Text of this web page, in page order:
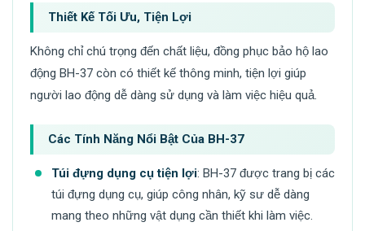
Thiết Kế Tối Ưu, Tiện Lợi
Không chỉ chú trọng đến chất liệu, đồng phục bảo hộ lao
động BH-37 còn có thiết kế thông minh, tiện lợi giúp
người lao động dễ dàng sử dụng và làm việc hiệu quả.
Các Tính Năng Nổi Bật Của BH-37
Túi đựng dụng cụ tiện lợi: BH-37 được trang bị các
túi đựng dụng cụ, giúp công nhân, kỹ sư dễ dàng
mang theo những vật dụng cần thiết khi làm việc.